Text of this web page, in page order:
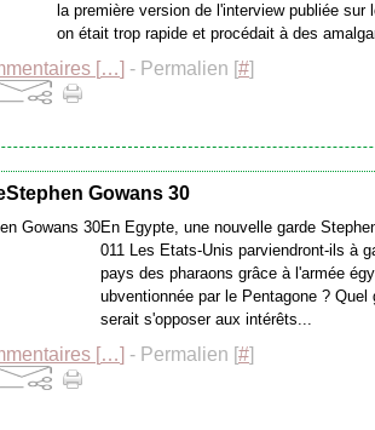
la première version de l'interview publiée sur
on était trop rapide et procédait à des
[…] - Permalien [#]
Gowans 30
En Egypte, une nouvelle garde
011 Les Etats-Unis parviendront-ils à
pays des pharaons grâce à l'armée
ubventionnée par le Pentagone ?
serait s'opposer aux intérêts...
[…] - Permalien [#]